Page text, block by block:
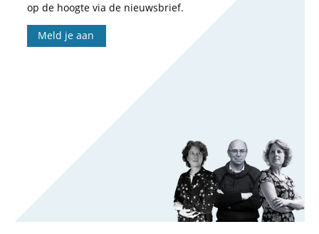
op de hoogte via de nieuwsbrief.
Meld je aan